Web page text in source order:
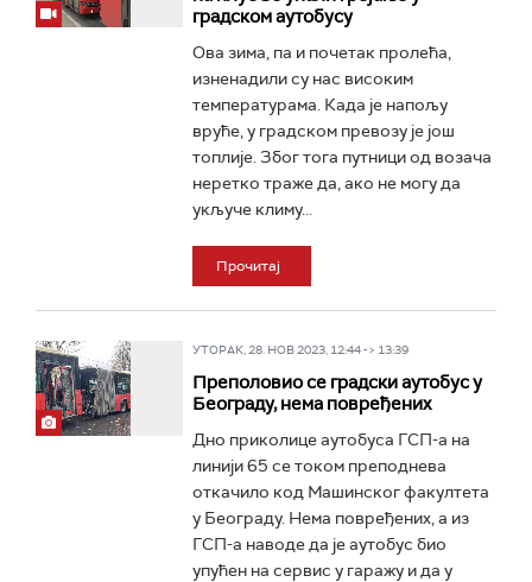
градском аутобусу
Ова зима, па и почетак пролећа,
изненадили су нас високим
температурама. Када је напољу
вруће, у градском превозу је још
топлије. Због тога путници од возача
неретко траже да, ако не могу да
укључе климу...
Прочитај
УТОРАК, 28. НОВ 2023, 12:44 -> 13:39
Преполовио се градски аутобус у
Београду, нема повређених
Дно приколице аутобуса ГСП-а на
линији 65 се током преподнева
откачило код Машинског факултета
у Београду. Нема повређених, а из
ГСП-а наводе да је аутобус био
упућен на сервис у гаражу и да у